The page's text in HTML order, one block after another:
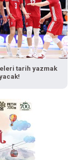
tarih yazmak